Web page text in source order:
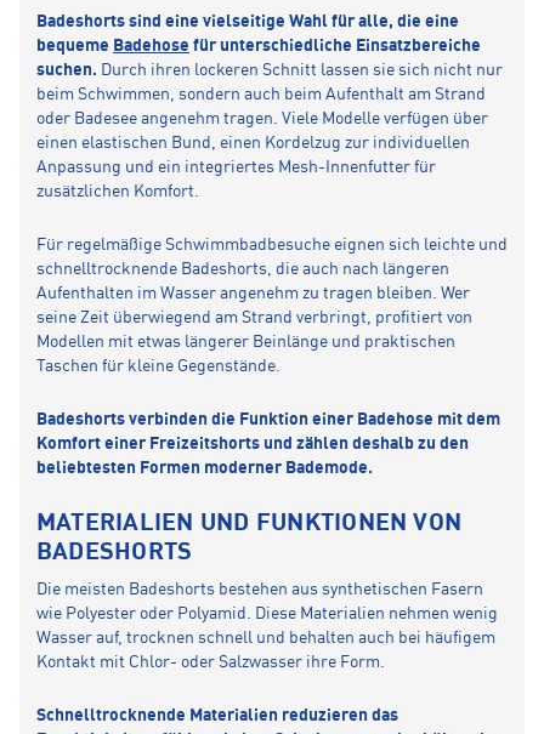
Badeshorts sind eine vielseitige Wahl für alle, die eine
bequeme Badehose für unterschiedliche Einsatzbereiche
suchen. Durch ihren lockeren Schnitt lassen sie sich nicht nur
beim Schwimmen, sondern auch beim Aufenthalt am Strand
oder Badesee angenehm tragen. Viele Modelle verfügen über
einen elastischen Bund, einen Kordelzug zur individuellen
Anpassung und ein integriertes Mesh-Innenfutter für
zusätzlichen Komfort.
Für regelmäßige Schwimmbadbesuche eignen sich leichte und
schnelltrocknende Badeshorts, die auch nach längeren
Aufenthalten im Wasser angenehm zu tragen bleiben. Wer
seine Zeit überwiegend am Strand verbringt, profitiert von
Modellen mit etwas längerer Beinlänge und praktischen
Taschen für kleine Gegenstände.
Badeshorts verbinden die Funktion einer Badehose mit dem
Komfort einer Freizeitshorts und zählen deshalb zu den
beliebtesten Formen moderner Bademode.
MATERIALIEN UND FUNKTIONEN VON
BADESHORTS
Die meisten Badeshorts bestehen aus synthetischen Fasern
wie Polyester oder Polyamid. Diese Materialien nehmen wenig
Wasser auf, trocknen schnell und behalten auch bei häufigem
Kontakt mit Chlor- oder Salzwasser ihre Form.
Schnelltrocknende Materialien reduzieren das